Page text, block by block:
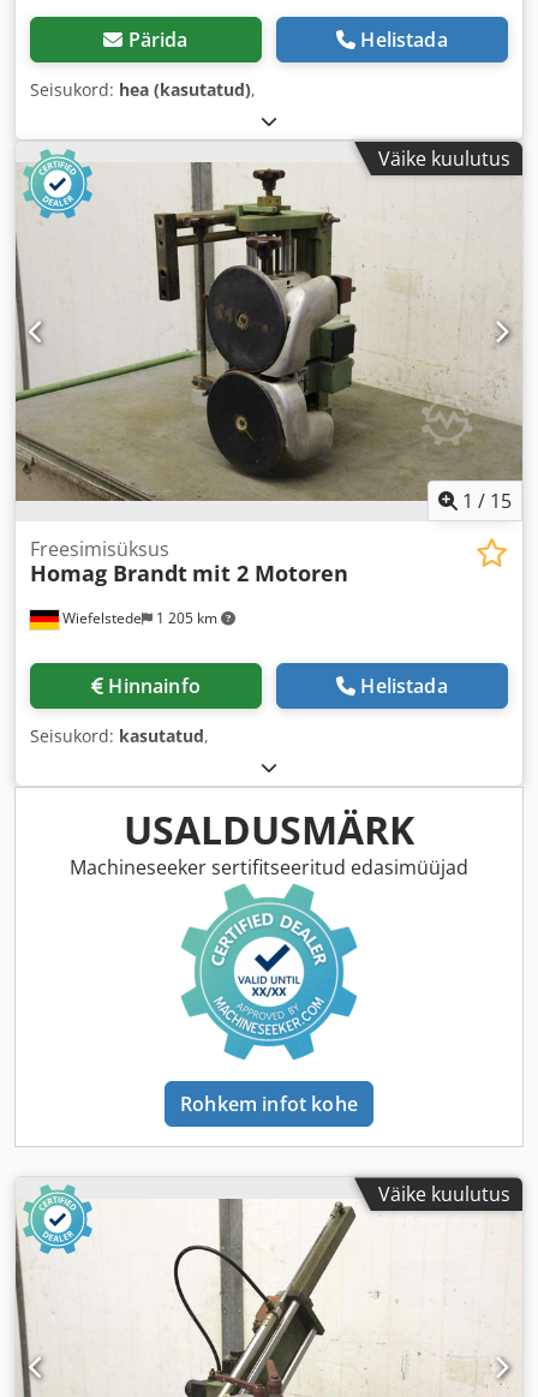
Pärida Helistada
Seisukord: hea (kasutatud),
Väike kuulutus
1 / 15
Wiefelstede 1 205 km
Freesimisüksus
Homag Brandt mit 2 Motoren
Hinnainfo Helistada
Seisukord: kasutatud,
USALDUSMÄRK
Machineseeker sertifitseeritud edasimüüjad
Rohkem infot kohe
Väike kuulutus